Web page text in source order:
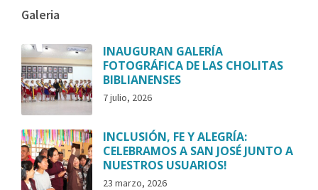
Galeria
INAUGURAN GALERÍA
FOTOGRÁFICA DE LAS CHOLITAS
BIBLIANENSES
7 julio, 2026
INCLUSIÓN, FE Y ALEGRÍA:
CELEBRAMOS A SAN JOSÉ JUNTO A
NUESTROS USUARIOS!
23 marzo, 2026